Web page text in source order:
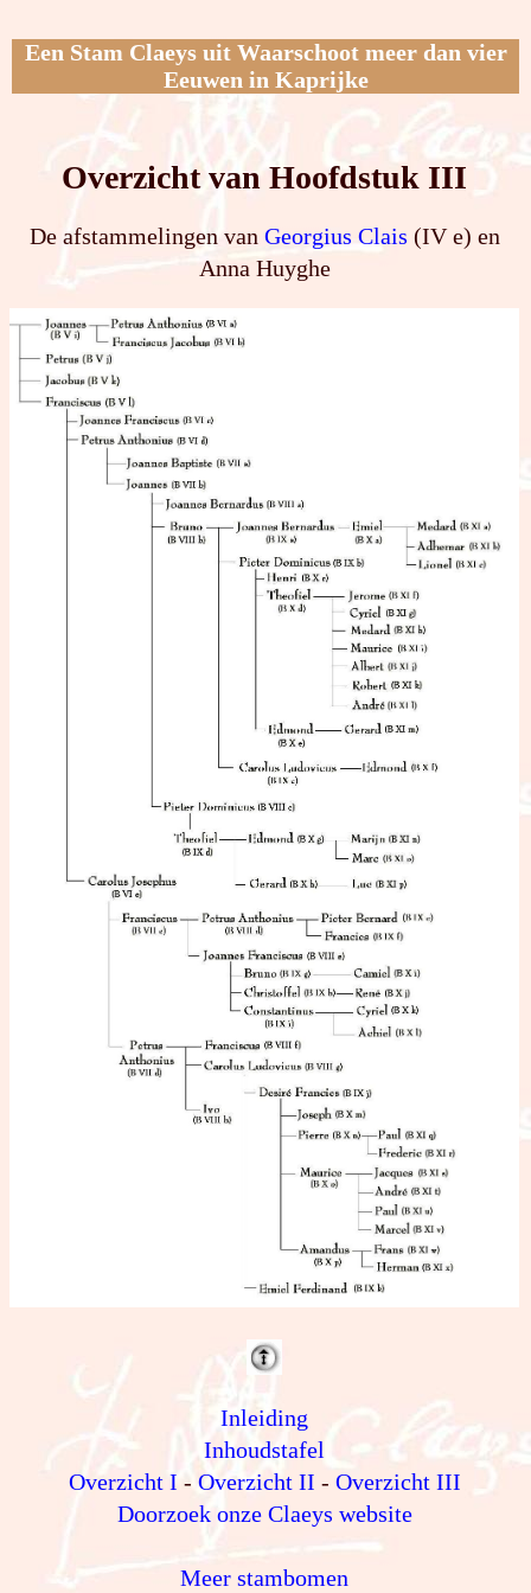
Een Stam Claeys uit Waarschoot meer dan vier
Eeuwen in Kaprijke
Overzicht van Hoofdstuk III
De afstammelingen van Georgius Clais (IV e) en
Anna Huyghe
Inleiding
Inhoudstafel
Overzicht I - Overzicht II - Overzicht III
Doorzoek onze Claeys website
Meer stambomen